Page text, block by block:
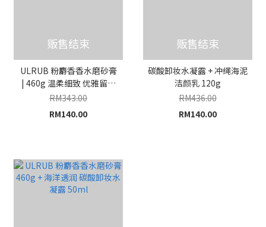
贩售结束
ULRUB 粉麝香香水磨砂膏
| 460g 温柔细致 优雅留香
+ 幼美肌 全方位保湿水凝霜
RM343.00
RM140.00
贩售结束
碳酸卸妆水凝露 + 冲绳海泥
洁颜乳 120g
RM436.00
RM140.00